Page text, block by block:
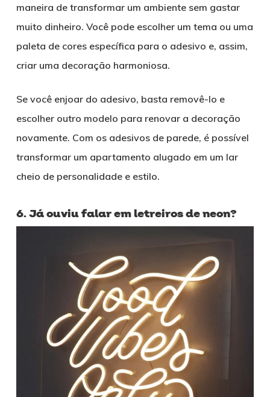
maneira de transformar um ambiente sem gastar
muito dinheiro. Você pode escolher um tema ou uma
paleta de cores específica para o adesivo e, assim,
criar uma decoração harmoniosa.
Se você enjoar do adesivo, basta removê-lo e
escolher outro modelo para renovar a decoração
novamente. Com os adesivos de parede, é possível
transformar um apartamento alugado em um lar
cheio de personalidade e estilo.
6. Já ouviu falar em letreiros de neon?